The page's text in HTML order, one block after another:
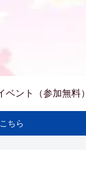
ベント（参加無料）
ちら